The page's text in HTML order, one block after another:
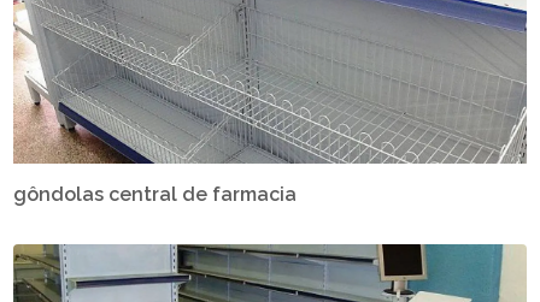
gôndolas central de farmacia